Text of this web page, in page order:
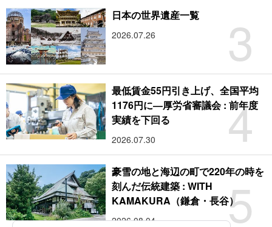
3
日本の世界遺産一覧
2026.07.26
4
最低賃金55円引き上げ、全国平均
1176円に―厚労省審議会 : 前年度
実績を下回る
2026.07.30
5
豪雪の地と海辺の町で220年の時を
刻んだ伝統建築 : WITH
KAMAKURA（鎌倉・長谷）
2026.08.04